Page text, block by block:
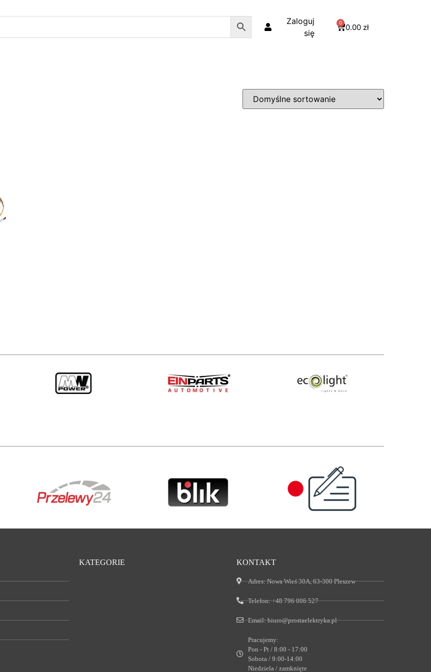
Zaloguj
się
0.00 zł
0
KATEGORIE KONTAKT
Adres:Nowa Wieś 30A, 63-300 Pleszew
Telefon:+48 796 006 527
Email:biuro@prostaelektryka.pl
Pracujemy:
Pon - Pt / 8:00 - 17:00
Sobota / 9:00-14:00
Niedziela / zamknięte